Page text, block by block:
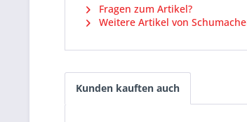
Fragen zum Artikel?
Weitere Artikel von
Kunden kauften auch